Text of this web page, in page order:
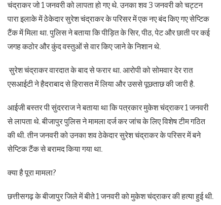
चंद्राकर जो 1 जनवरी को लापता हो गए थे. उनका शव 3 जनवरी को चट्टन
पारा इलाके में ठेकेदार सुरेश चंद्राकर के परिसर में एक नए बंद किए गए सेप्टिक
टैंक में मिला था. पुलिस ने बताया कि पीड़ित के सिर, पीठ, पेट और छाती पर कई
जगह कठोर और कुंद वस्तुओं से वार किए जाने के निशान थे.
सुरेश चंद्राकर वारदात के बाद से फरार था. आरोपी को सोमवार देर रात
एसआईटी ने हैदराबाद से हिरासत में लिया और उससे पूछताछ की जारी है.
आईजी बस्तर पी सुंदरराज ने बताया था कि पत्रकार मुकेश चंद्राकर 1 जनवरी
से लापता थे. बीजापुर पुलिस ने मामला दर्ज कर जांच के लिए विशेष टीम गठित
की थी. तीन जनवरी को उनका शव ठेकेदार सुरेश चंद्राकर के परिसर में बने
सेप्टिक टैंक से बरामद किया गया ​था.
क्या है पूरा मामला?
छत्तीसगढ़ के बीजापुर जिले में बीते 1 जनवरी को मुकेश चंद्राकर की हत्या हुई थी.